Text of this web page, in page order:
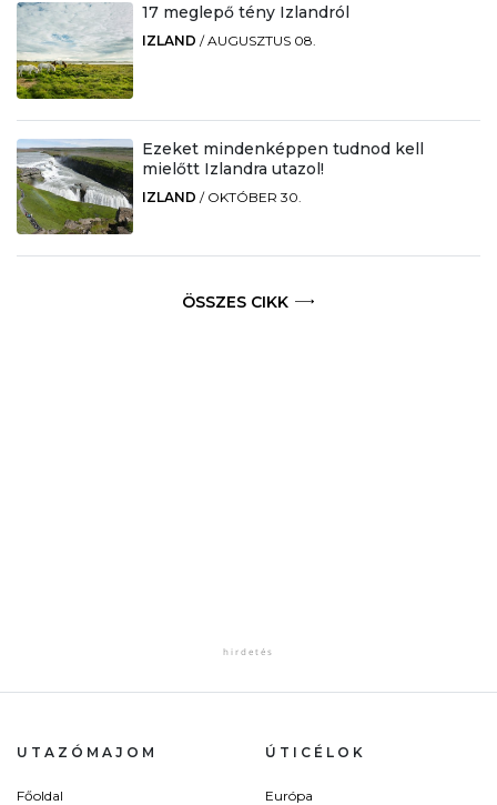
17 meglepő tény Izlandról
IZLAND /AUGUSZTUS 08.
Ezeket mindenképpen tudnod kell
mielőtt Izlandra utazol!
IZLAND / OKTÓBER 30.
ÖSSZES CIKK
UTAZÓMAJOM
Főoldal
ÚTICÉLOK
Európa